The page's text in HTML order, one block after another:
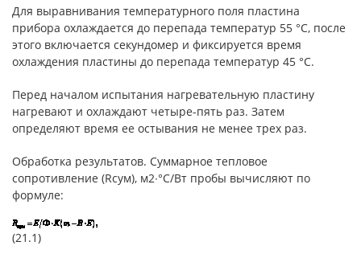
Для выравнивания температурного поля пластина
прибора охлаждается до перепада температур 55 °С, после
этого включается секундомер и фиксируется время
охлаждения пластины до перепада температур 45 °С.
Перед началом испытания нагревательную пластину
нагревают и охлаждают четыре-пять раз. Затем
определяют время ее остывания не менее трех раз.
Обработка результатов. Суммарное тепловое
сопротивление (Rсум), м2∙°С/Вт пробы вычисляют по
формуле:
(21.1)